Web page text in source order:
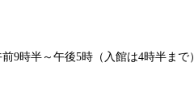
時半～午後5時（入館は4時半ま